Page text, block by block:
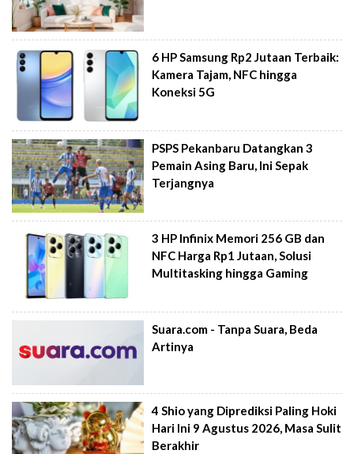
6 HP Samsung Rp2 Jutaan Terbaik:
Kamera Tajam, NFC hingga
Koneksi 5G
PSPS Pekanbaru Datangkan 3
Pemain Asing Baru, Ini Sepak
Terjangnya
3 HP Infinix Memori 256 GB dan
NFC Harga Rp1 Jutaan, Solusi
Multitasking hingga Gaming
Suara.com - Tanpa Suara, Beda
Artinya
4 Shio yang Diprediksi Paling Hoki
Hari Ini 9 Agustus 2026, Masa Sulit
Berakhir